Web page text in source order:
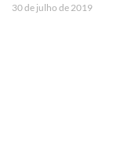
30 de julho de 2019